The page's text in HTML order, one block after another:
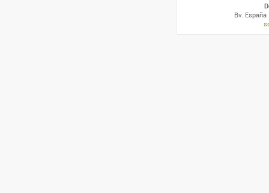
Bv.